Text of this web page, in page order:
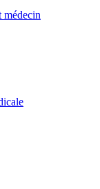
médecin